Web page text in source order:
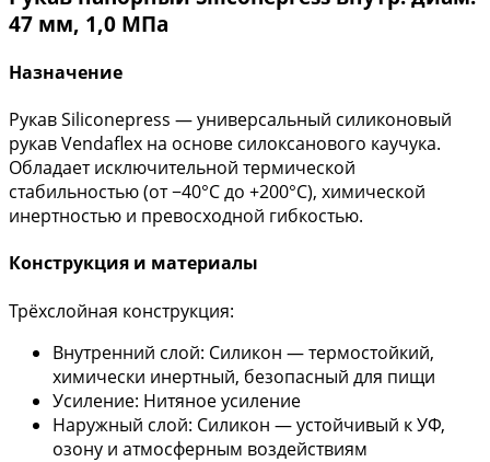
47 мм, 1,0 МПа
Назначение
Рукав Siliconepress — универсальный силиконовый
рукав Vendaflex на основе силоксанового каучука.
Обладает исключительной термической
стабильностью (от −40°С до +200°С), химической
инертностью и превосходной гибкостью.
Конструкция и материалы
Трёхслойная конструкция:
Внутренний слой: Силикон — термостойкий,
химически инертный, безопасный для пищи
Усиление: Нитяное усиление
Наружный слой: Силикон — устойчивый к УФ,
озону и атмосферным воздействиям